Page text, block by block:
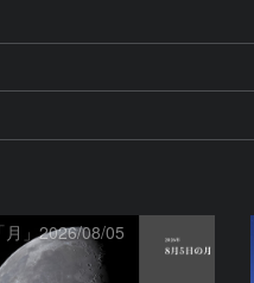
月」2026/08/05